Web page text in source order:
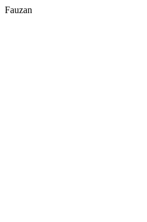
Fauzan